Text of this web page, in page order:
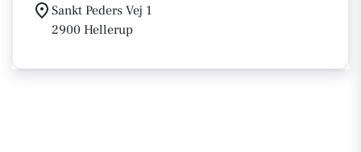
Sankt Peders Vej 1
2900 Hellerup